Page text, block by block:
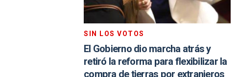
SIN LOS VOTOS
El Gobierno dio marcha atrás y
retiró la reforma para flexibilizar la